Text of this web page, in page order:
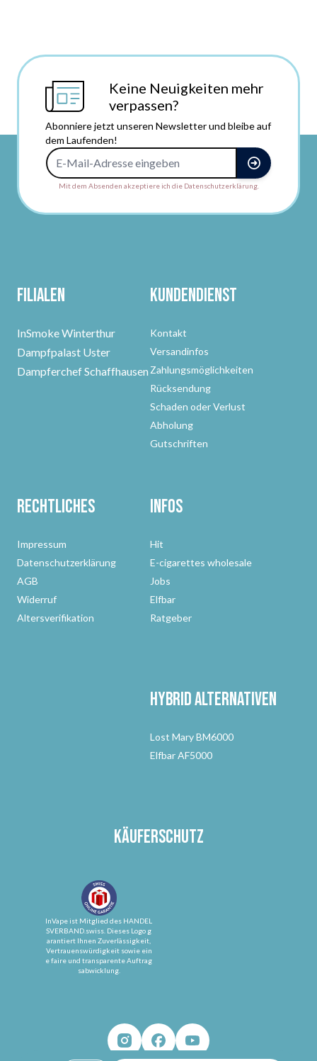
Keine Neuigkeiten mehr
verpassen?
Abonniere jetzt unseren Newsletter und bleibe auf
dem Laufenden!
Mit dem Absenden akzeptiere ich die Datenschutzerklärung.
Filialen
InSmoke Winterthur
Dampfpalast Uster
Dampferchef Schaffhausen
Kundendienst
Kontakt
Versandinfos
Zahlungsmöglichkeiten
Rücksendung
Schaden oder Verlust
Abholung
Gutschriften
Rechtliches
Impressum
Datenschutzerklärung
AGB
Widerruf
Altersverifikation
Infos
Hit
E-cigarettes wholesale
Jobs
Elfbar
Ratgeber
Hybrid Alternativen
Lost Mary BM6000
Elfbar AF5000
Käuferschutz
InVape ist Mitglied des HANDEL
SVERBAND.swiss. Dieses Logo g
arantiert Ihnen Zuverlässigkeit,
Vertrauenswürdigkeit sowie ein
e faire und transparente Auftrag
sabwicklung.